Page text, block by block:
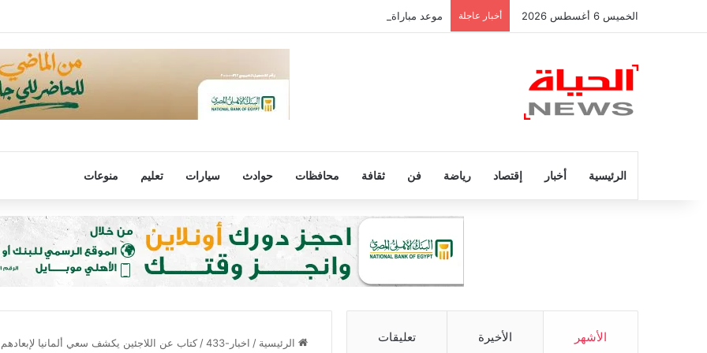
الخميس 6 أغسطس 2026 أخبار عاجلة موعد مباراة الأهلي والزمالك في ديربي القاهرة بالدوري المصري 2026-2027
الرئيسية أخبار إقتصاد رياضة فن ثقافة محافظات حوادث سيارات تعليم منوعات
الرئيسية / اخبار-433 / كتاب عن اللاجئين يكشف سعي ألمانيا لإبعادهم عام الأشهر الأخيرة تعليقات